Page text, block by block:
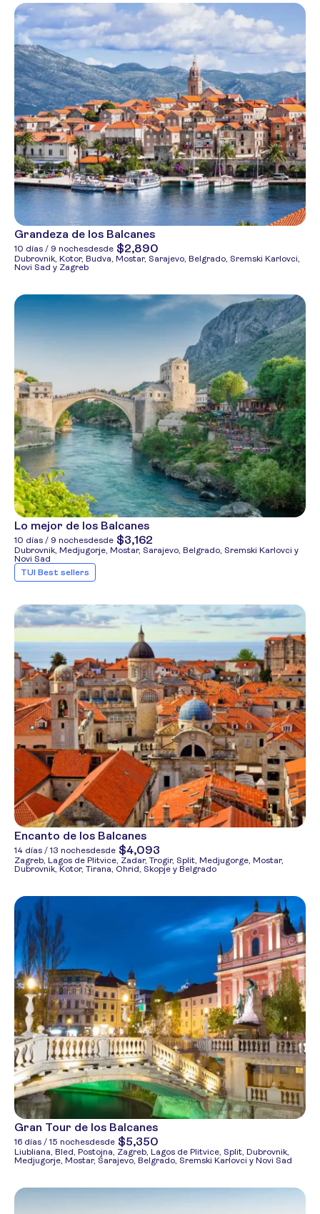
Grandeza de los Balcanes
10 días / 9 nochesdesde $2,890
Dubrovnik, Kotor, Budva, Mostar, Sarajevo, Belgrado, Sremski Karlovci,
Novi Sad y Zagreb
Lo mejor de los Balcanes
10 días / 9 nochesdesde $3,162
Dubrovnik, Medjugorje, Mostar, Sarajevo, Belgrado, Sremski Karlovci y
Novi Sad
TUI Best sellers
Encanto de los Balcanes
14 días / 13 nochesdesde $4,093
Zagreb, Lagos de Plitvice, Zadar, Trogir, Split, Medjugorge, Mostar,
Dubrovnik, Kotor, Tirana, Ohrid, Skopje y Belgrado
Gran Tour de los Balcanes
16 días / 15 nochesdesde $5,350
Liubliana, Bled, Postojna, Zagreb, Lagos de Plitvice, Split, Dubrovnik,
Medjugorje, Mostar, Sarajevo, Belgrado, Sremski Karlovci y Novi Sad